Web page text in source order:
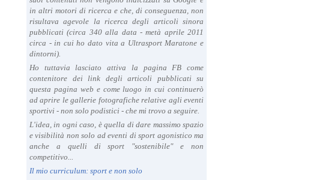
in altri motori di ricerca e che, di conseguenza, non
risultava agevole la ricerca degli articoli sinora
pubblicati (circa 340 alla data - metà aprile 2011
circa - in cui ho dato vita a Ultrasport Maratone e
dintorni).
Ho tuttavia lasciato attiva la pagina FB come
contenitore dei link degli articoli pubblicati su
questa pagina web e come luogo in cui continuerò
ad aprire le gallerie fotografiche relative agli eventi
sportivi - non solo podistici - che mi trovo a seguire.
L'idea, in ogni caso, è quella di dare massimo spazio
e visibilità non solo ad eventi di sport agonistico ma
anche a quelli di sport "sostenibile" e non
competitivo...
Il mio curriculum: sport e non solo